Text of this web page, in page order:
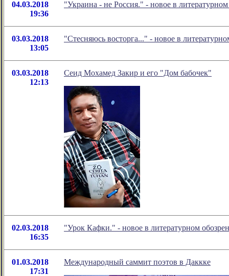
04.03.2018
19:36
"Украина - не Россия." - новое в
03.03.2018
13:05
"Стесняюсь восторга..." - новое в
03.03.2018
12:13
Сеид Мохамед Закир и его "Дом бабочек"
02.03.2018
16:35
"Урок Кафки." - новое в литературном
01.03.2018
17:31
Международный саммит поэтов в Даккке